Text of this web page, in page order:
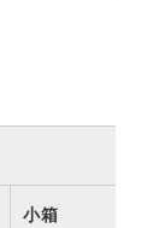
小箱